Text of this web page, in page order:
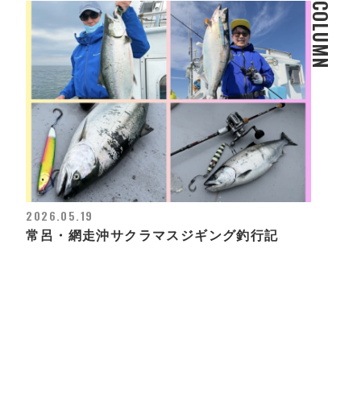
COLUMN
2026.05.19
常呂・網走沖サクラマスジギング釣行記